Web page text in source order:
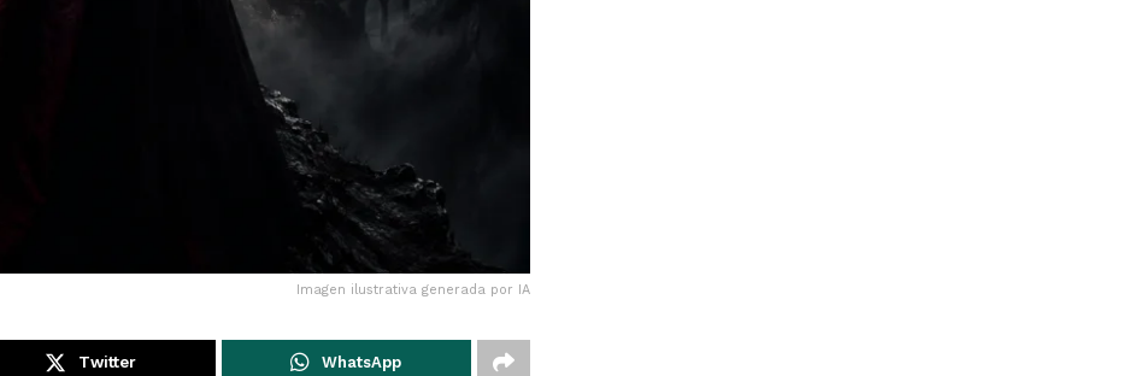
Imagen ilustrativa generada por IA
Twitter WhatsApp